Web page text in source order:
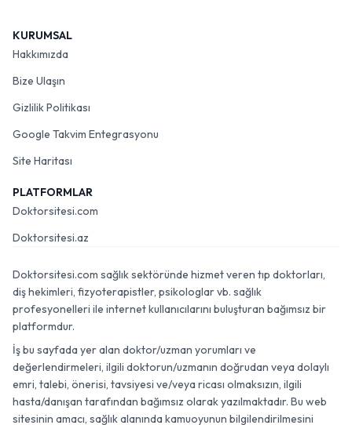
KURUMSAL
Hakkımızda
Bize Ulaşın
Gizlilik Politikası
Google Takvim Entegrasyonu
Site Haritası
PLATFORMLAR
Doktorsitesi.com
Doktorsitesi.az
Doktorsitesi.com sağlık sektöründe hizmet veren tıp doktorları,
diş hekimleri, fizyoterapistler, psikologlar vb. sağlık
profesyonelleri ile internet kullanıcılarını buluşturan bağımsız bir
platformdur.
İş bu sayfada yer alan doktor/uzman yorumları ve
değerlendirmeleri, ilgili doktorun/uzmanın doğrudan veya dolaylı
emri, talebi, önerisi, tavsiyesi ve/veya ricası olmaksızın, ilgili
hasta/danışan tarafından bağımsız olarak yazılmaktadır. Bu web
sitesinin amacı, sağlık alanında kamuoyunun bilgilendirilmesini